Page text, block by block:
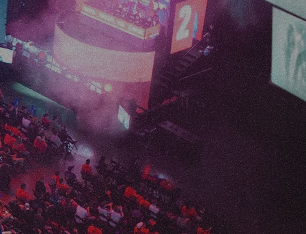
を創造する。